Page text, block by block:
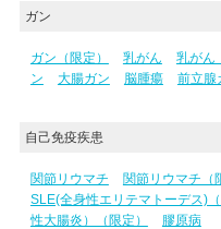
ガン
ガン（限定） 乳がん 乳がん
ン
大腸ガン 脳腫瘍 前立腺
自己免疫疾患
関節リウマチ 関節リウマチ（
SLE(全身性エリテマトーデス)（
性大腸炎）（限定）
膠原病